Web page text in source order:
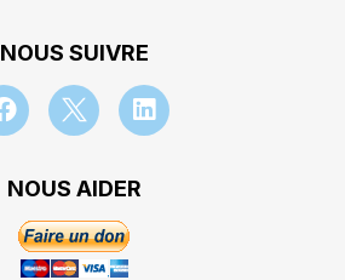
NOUS SUIVRE
NOUS AIDER